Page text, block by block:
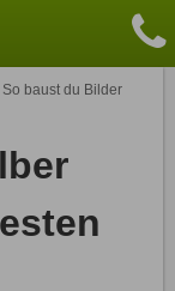
So baust du Bilder